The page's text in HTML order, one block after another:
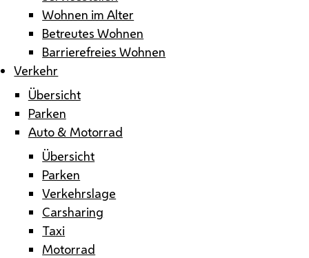
Wohnen im Alter
Betreutes Wohnen
Barrierefreies Wohnen
Verkehr
Übersicht
Parken
Auto & Motorrad
Übersicht
Parken
Verkehrslage
Carsharing
Taxi
Motorrad